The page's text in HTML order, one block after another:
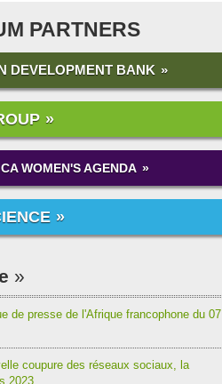
PARTNERS
DEVELOPMENT BANK
WOMEN'S AGENDA
de presse de l'Afrique francophone du 07
coupure des réseaux sociaux, la
2023